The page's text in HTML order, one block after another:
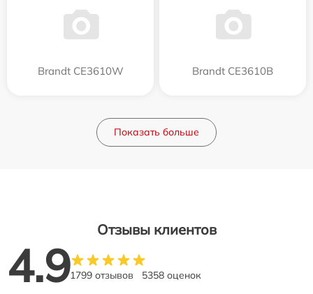
Brandt CE3610W Brandt CE3610B
Показать больше
Отзывы клиентов
4.91799 отзывов 5358 оценок